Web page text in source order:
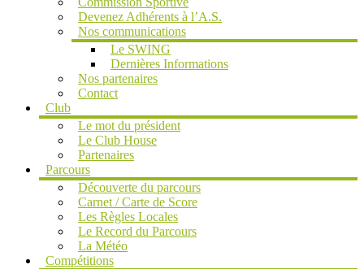
Devenez Adhérents à l’A.S.
Nos communications
Le SWING
Dernières Informations
Nos partenaires
Contact
Club
Le mot du président
Le Club House
Partenaires
Parcours
Découverte du parcours
Carnet / Carte de Score
Les Règles Locales
Le Record du Parcours
La Météo
Compétitions